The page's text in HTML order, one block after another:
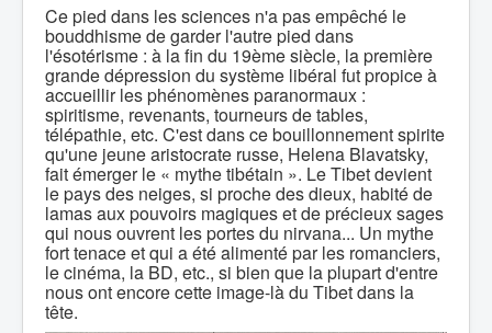
Ce pied dans les sciences n'a pas empêché le
bouddhisme de garder l'autre pied dans
l'ésotérisme : à la fin du 19ème siècle, la première
grande dépression du système libéral fut propice à
accueillir les phénomènes paranormaux :
spiritisme, revenants, tourneurs de tables,
télépathie, etc. C'est dans ce bouillonnement spirite
qu'une jeune aristocrate russe, Helena Blavatsky,
fait émerger le « mythe tibétain ». Le Tibet devient
le pays des neiges, si proche des dieux, habité de
lamas aux pouvoirs magiques et de précieux sages
qui nous ouvrent les portes du nirvana... Un mythe
fort tenace et qui a été alimenté par les romanciers,
le cinéma, la BD, etc., si bien que la plupart d'entre
nous ont encore cette image-là du Tibet dans la
tête.